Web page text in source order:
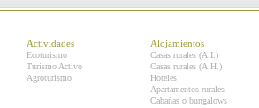
Actividades
Ecoturismo
Turismo Activo
Agroturismo
Alojamientos
Casas rurales (A.I.)
Casas rurales (A.H.)
Hoteles
Apartamentos rurales
Cabañas o bungalows